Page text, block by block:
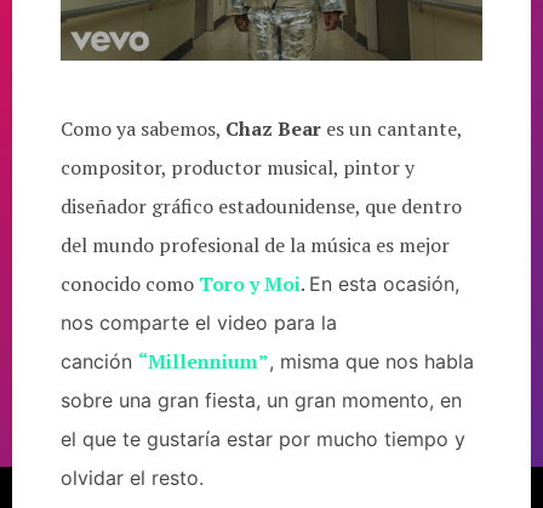
Como ya sabemos, Chaz Bear es un cantante,
compositor, productor musical, pintor y
diseñador gráfico estadounidense, que dentro
del mundo profesional de la música es mejor
conocido como Toro y Moi. En esta ocasión,
nos comparte el video para la
canción “Millennium”, misma que nos habla
sobre una gran fiesta, un gran momento, en
el que te gustaría estar por mucho tiempo y
olvidar el resto.